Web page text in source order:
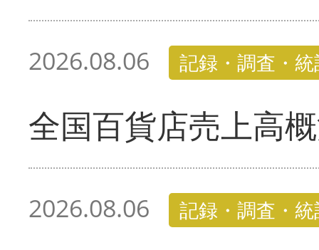
2026.08.06 記録・調査・
全国百貨店売上高
2026.08.06 記録・調査・